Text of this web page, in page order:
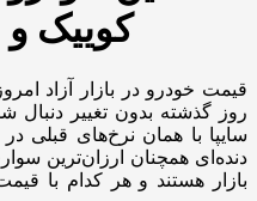
کوییک و
روز گذشته بدون تغییر دنبال
سایپا با همان نرخ‌های قبلی